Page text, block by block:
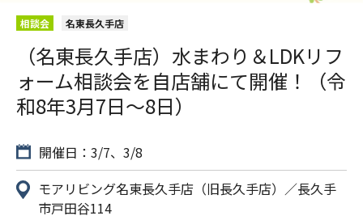
相談会 名東長久手店
（名東長久手店）水まわり＆LDKリフ
ォーム相談会を自店舗にて開催！（令
和8年3月7日〜8日）
開催日：3/7、3/8
モアリビング名東長久手店（旧長久手店）／長久手
市戸田谷114